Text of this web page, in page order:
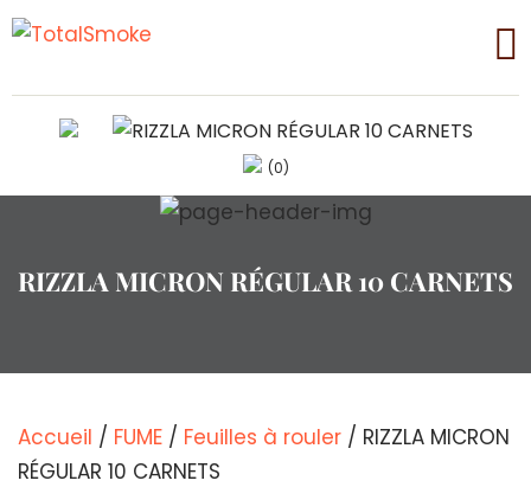
(0)
RIZZLA MICRON RÉGULAR 10 CARNETS
Accueil / FUME / Feuilles à rouler / RIZZLA MICRON
RÉGULAR 10 CARNETS